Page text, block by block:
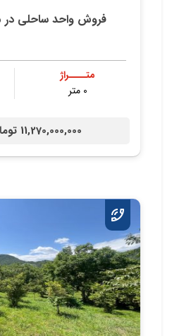
فروش واحد ساحلی در
متــــراژ
0 متر
11,270,000,000 تومان /